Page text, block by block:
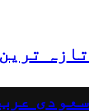
تازہ ترین
سعودی